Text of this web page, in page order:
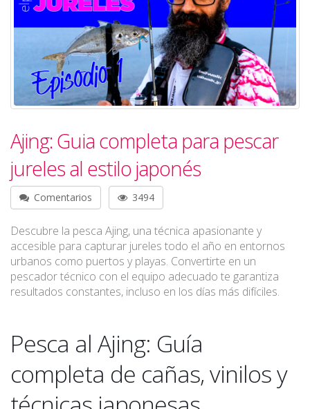
Ajing: Guia completa para pescar
jureles al estilo japonés
Comentarios 3494
Descubre la pesca Ajing, una técnica apasionante y
accesible para capturar jureles todo el año en entornos
urbanos como puertos y playas. Convertirte en un
pescador técnico con el equipo adecuado te garantiza
resultados constantes, incluso en los días más difíciles.
Pesca al Ajing: Guía
completa de cañas, vinilos y